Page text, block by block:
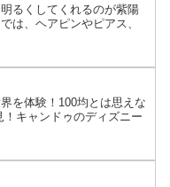
るくしてくれるのが紫陽
は、ヘアピンやピアス、
を体験！100均とは思えな
キャンドゥのディズニー